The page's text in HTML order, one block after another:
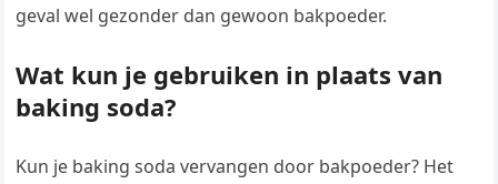
geval wel gezonder dan gewoon bakpoeder.
Wat kun je gebruiken in plaats van
baking soda?
Kun je baking soda vervangen door bakpoeder? Het